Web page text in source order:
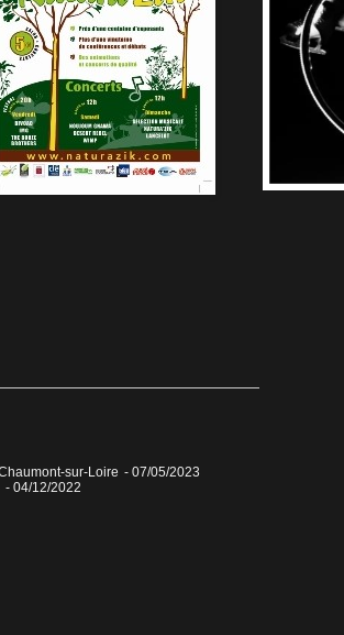
sur-Loire - 07/05/2023
- 04/12/2022